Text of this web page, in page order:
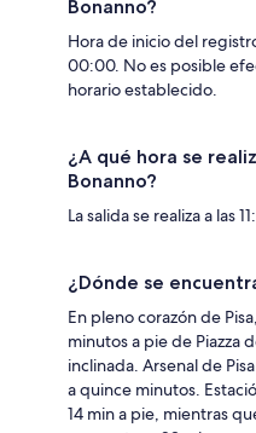
Bonanno?
Hora de inicio del
00:00. No es posible
horario establecido.
¿A qué hora se
Bonanno?
La salida se realiza a las
¿Dónde se
En pleno corazón de
minutos a pie de Piazza
inclinada. Arsenal de
a quince minutos.
14 min a pie, mientras